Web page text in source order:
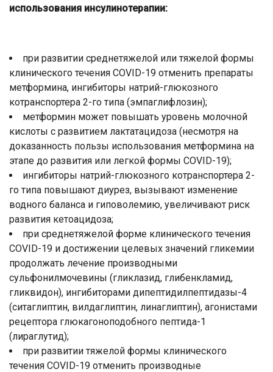
использования инсулинотерапии:
при развитии среднетяжелой или тяжелой формы
клинического течения COVID-19 отменить препараты
метформина, ингибиторы натрий-глюкозного
котранспортера 2-го типа (эмпаглифлозин);
метформин может повышать уровень молочной
кислоты с развитием лактатацидоза (несмотря на
доказанность пользы использования метформина на
этапе до развития или легкой формы COVID-19);
ингибиторы натрий-глюкозного котранспортера 2-
го типа повышают диурез, вызывают изменение
водного баланса и гиповолемию, увеличивают риск
развития кетоацидоза;
при среднетяжелой форме клинического течения
COVID-19 и достижении целевых значений гликемии
продолжать лечение производными
сульфонилмочевины (гликлазид, глибенкламид,
гликвидон), ингибиторами дипептидилпептидазы-4
(ситаглиптин, вилдаглиптин, линаглиптин), агонистами
рецептора глюкагоноподобного пептида-1
(лираглутид);
при развитии тяжелой формы клинического
течения COVID-19 отменить производные